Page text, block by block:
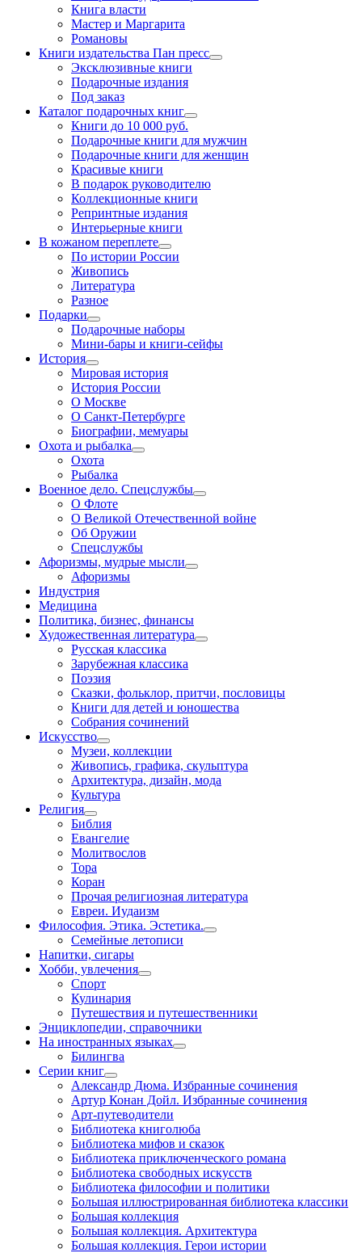
Книга власти
Мастер и Маргарита
Романовы
Книги издательства Пан пресс
Эксклюзивные книги
Подарочные издания
Под заказ
Каталог подарочных книг
Книги до 10 000 руб.
Подарочные книги для мужчин
Подарочные книги для женщин
Красивые книги
В подарок руководителю
Коллекционные книги
Репринтные издания
Интерьерные книги
В кожаном переплете
По истории России
Живопись
Литература
Разное
Подарки
Подарочные наборы
Мини-бары и книги-сейфы
История
Мировая история
История России
О Москве
О Санкт-Петербурге
Биографии, мемуары
Охота и рыбалка
Охота
Рыбалка
Военное дело. Спецслужбы
О Флоте
О Великой Отечественной войне
Об Оружии
Спецслужбы
Афоризмы, мудрые мысли
Афоризмы
Индустрия
Медицина
Политика, бизнес, финансы
Художественная литература
Русская классика
Зарубежная классика
Поэзия
Сказки, фольклор, притчи, пословицы
Книги для детей и юношества
Собрания сочинений
Искусство
Музеи, коллекции
Живопись, графика, скульптура
Архитектура, дизайн, мода
Культура
Религия
Библия
Евангелие
Молитвослов
Тора
Коран
Прочая религиозная литература
Евреи. Иудаизм
Философия. Этика. Эстетика.
Семейные летописи
Напитки, сигары
Хобби, увлечения
Спорт
Кулинария
Путешествия и путешественники
Энциклопедии, справочники
На иностранных языках
Билингва
Серии книг
Александр Дюма. Избранные сочинения
Артур Конан Дойл. Избранные сочинения
Арт-путеводители
Библиотека книголюба
Библиотека мифов и сказок
Библиотека приключенческого романа
Библиотека свободных искусств
Библиотека философии и политики
Большая иллюстрированная библиотека классики
Большая коллекция
Большая коллекция. Архитектура
Большая коллекция. Герои истории